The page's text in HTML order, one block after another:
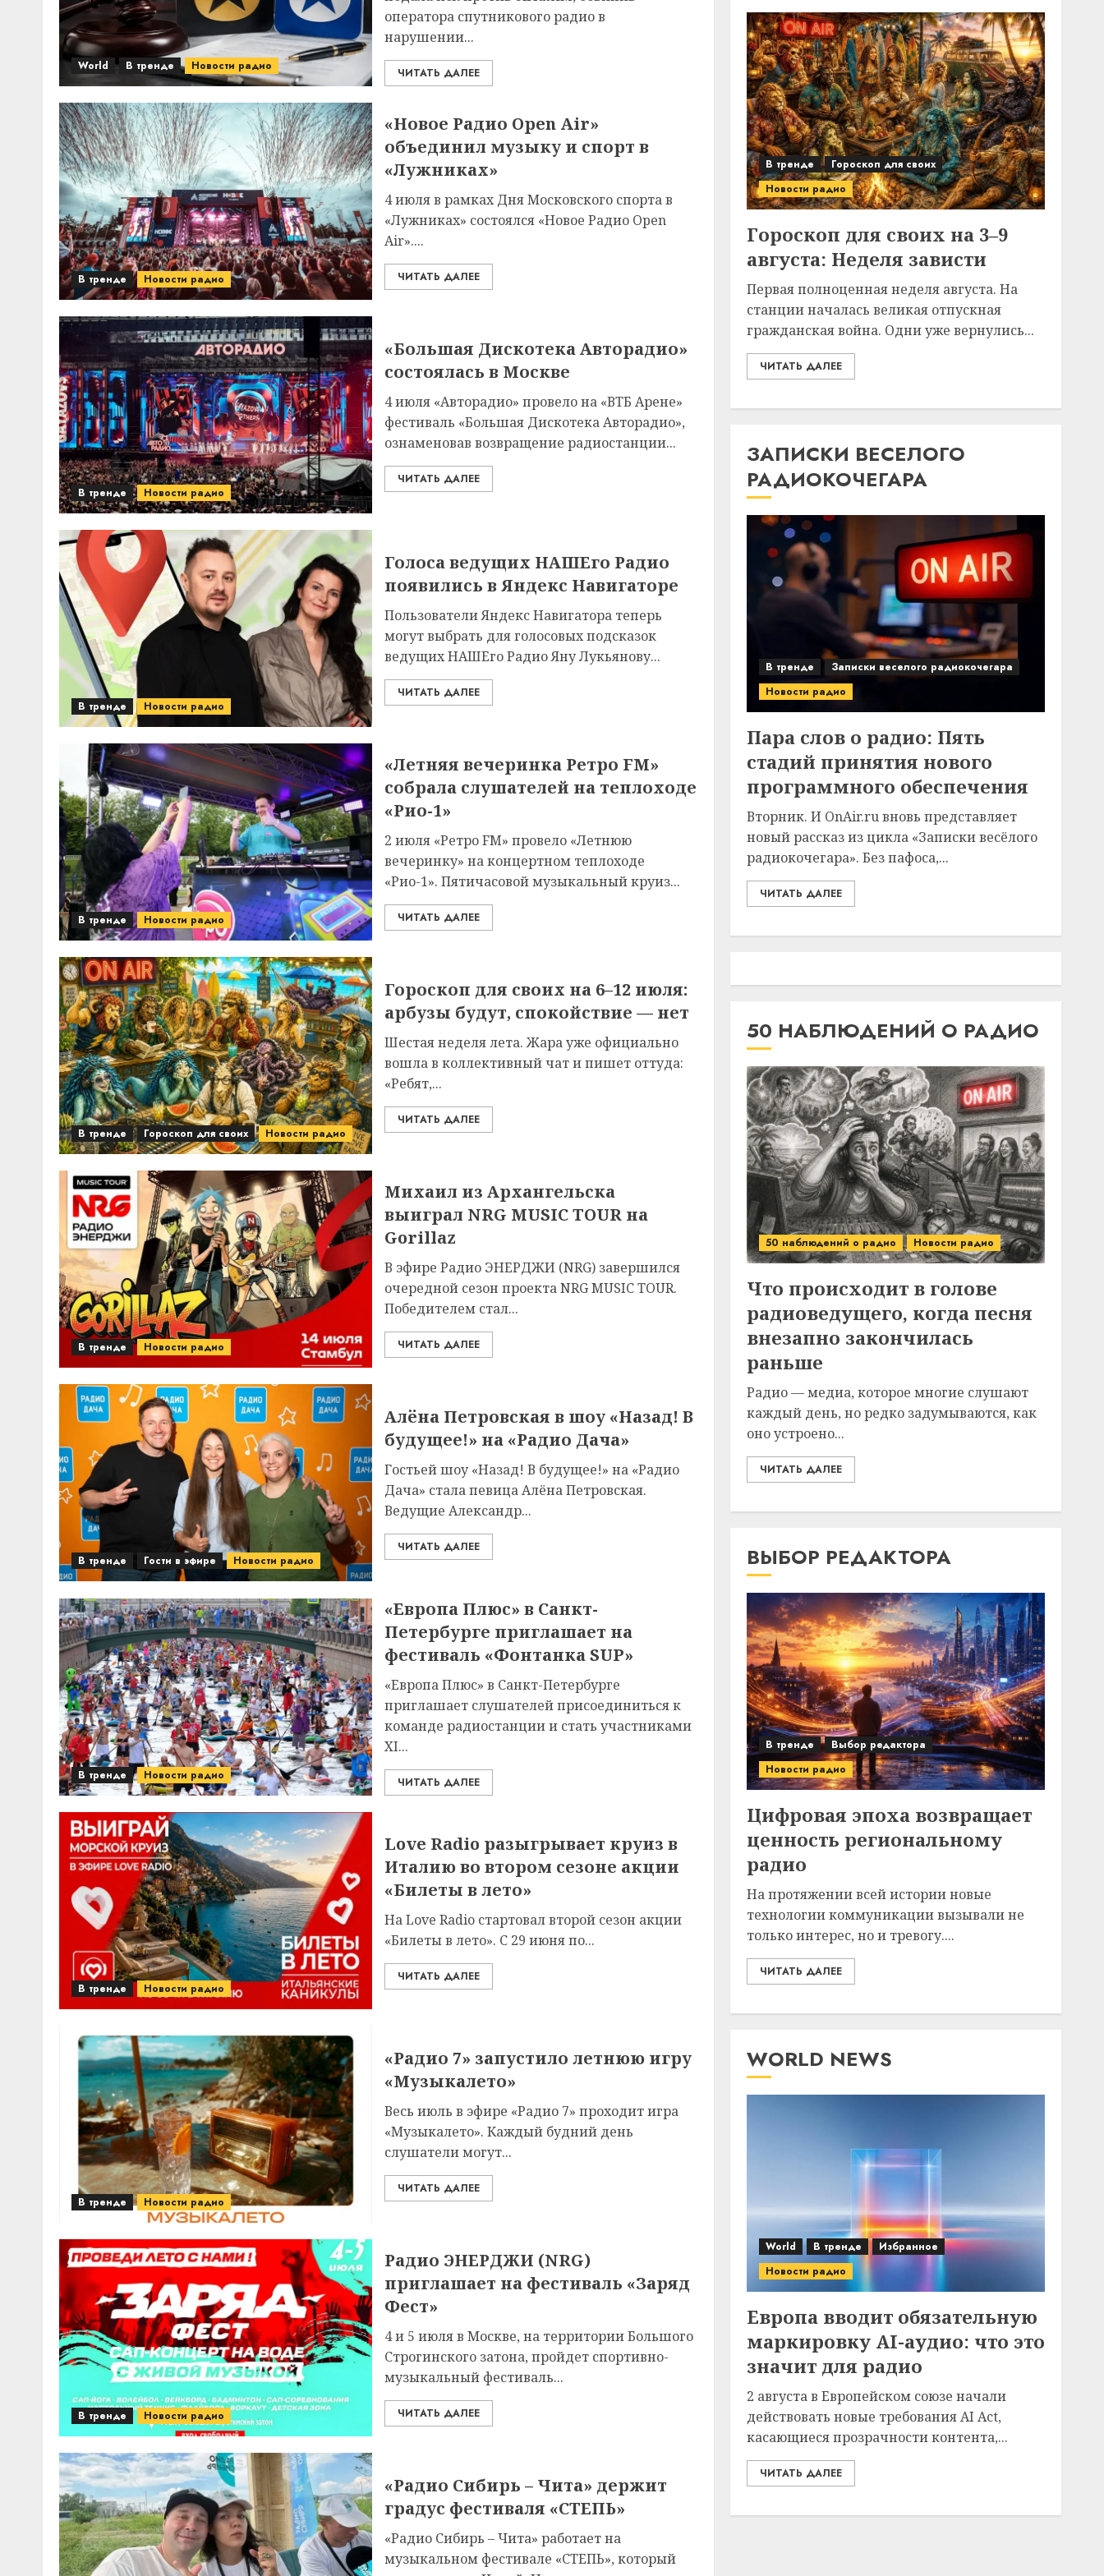
World В тренде Новости радио
оператора спутникового радио в
нарушении...
ЧИТАТЬ ДАЛЕЕ
В тренде Новости радио
«Новое Радио Open Air»
объединил музыку и спорт в
«Лужниках»
4 июля в рамках Дня Московского спорта в
«Лужниках» состоялся «Новое Радио Open
Air»....
ЧИТАТЬ ДАЛЕЕ
В тренде Новости радио
«Большая Дискотека Авторадио»
состоялась в Москве
4 июля «Авторадио» провело на «ВТБ Арене»
фестиваль «Большая Дискотека Авторадио»,
ознаменовав возвращение радиостанции...
ЧИТАТЬ ДАЛЕЕ
В тренде Новости радио
Голоса ведущих НАШЕго Радио
появились в Яндекс Навигаторе
Пользователи Яндекс Навигатора теперь
могут выбрать для голосовых подсказок
ведущих НАШЕго Радио Яну Лукьянову...
ЧИТАТЬ ДАЛЕЕ
В тренде Новости радио
«Летняя вечеринка Ретро FM»
собрала слушателей на теплоходе
«Рио-1»
2 июля «Ретро FM» провело «Летнюю
вечеринку» на концертном теплоходе
«Рио-1». Пятичасовой музыкальный круиз...
ЧИТАТЬ ДАЛЕЕ
В тренде Гороскоп для своих Новости радио
Гороскоп для своих на 6–12 июля:
арбузы будут, спокойствие — нет
Шестая неделя лета. Жара уже официально
вошла в коллективный чат и пишет оттуда:
«Ребят,...
ЧИТАТЬ ДАЛЕЕ
В тренде Новости радио
Михаил из Архангельска
выиграл NRG MUSIC TOUR на
Gorillaz
В эфире Радио ЭНЕРДЖИ (NRG) завершился
очередной сезон проекта NRG MUSIC TOUR.
Победителем стал...
ЧИТАТЬ ДАЛЕЕ
В тренде Гости в эфире Новости радио
Алёна Петровская в шоу «Назад! В
будущее!» на «Радио Дача»
Гостьей шоу «Назад! В будущее!» на «Радио
Дача» стала певица Алёна Петровская.
Ведущие Александр...
ЧИТАТЬ ДАЛЕЕ
В тренде Новости радио
«Европа Плюс» в Санкт-
Петербурге приглашает на
фестиваль «Фонтанка SUP»
«Европа Плюс» в Санкт-Петербурге
приглашает слушателей присоединиться к
команде радиостанции и стать участниками
XI...
ЧИТАТЬ ДАЛЕЕ
В тренде Новости радио
Love Radio разыгрывает круиз в
Италию во втором сезоне акции
«Билеты в лето»
На Love Radio стартовал второй сезон акции
«Билеты в лето». С 29 июня по...
ЧИТАТЬ ДАЛЕЕ
В тренде Новости радио
«Радио 7» запустило летнюю игру
«Музыкалето»
Весь июль в эфире «Радио 7» проходит игра
«Музыкалето». Каждый будний день
слушатели могут...
ЧИТАТЬ ДАЛЕЕ
В тренде Новости радио
Радио ЭНЕРДЖИ (NRG)
приглашает на фестиваль «Заряд
Фест»
4 и 5 июля в Москве, на территории Большого
Строгинского затона, пройдет спортивно-
музыкальный фестиваль...
ЧИТАТЬ ДАЛЕЕ
«Радио Сибирь – Чита» держит
градус фестиваля «СТЕПЬ»
«Радио Сибирь – Чита» работает на
музыкальном фестивале «СТЕПЬ», который
В тренде
Гороскоп для своих
Новости радио
Гороскоп для своих на 3–9
августа: Неделя зависти
Первая полноценная неделя августа. На
станции началась великая отпускная
гражданская война. Одни уже вернулись...
ЧИТАТЬ ДАЛЕЕ
ЗАПИСКИ ВЕСЕЛОГО
РАДИОКОЧЕГАРА
В тренде
Записки веселого радиокочегара
Новости радио
Пара слов о радио: Пять
стадий принятия нового
программного обеспечения
Вторник. И OnAir.ru вновь представляет
новый рассказ из цикла «Записки весёлого
радиокочегара». Без пафоса,...
ЧИТАТЬ ДАЛЕЕ
50 НАБЛЮДЕНИЙ О РАДИО
50 наблюдений о радио Новости радио
Что происходит в голове
радиоведущего, когда песня
внезапно закончилась
раньше
Радио — медиа, которое многие слушают
каждый день, но редко задумываются, как
оно устроено...
ЧИТАТЬ ДАЛЕЕ
ВЫБОР РЕДАКТОРА
В тренде
Выбор редактора
Новости радио
Цифровая эпоха возвращает
ценность региональному
радио
На протяжении всей истории новые
технологии коммуникации вызывали не
только интерес, но и тревогу....
ЧИТАТЬ ДАЛЕЕ
WORLD NEWS
World В тренде
Избранное
Новости радио
Европа вводит обязательную
маркировку AI-аудио: что это
значит для радио
2 августа в Европейском союзе начали
действовать новые требования AI Act,
касающиеся прозрачности контента,...
ЧИТАТЬ ДАЛЕЕ